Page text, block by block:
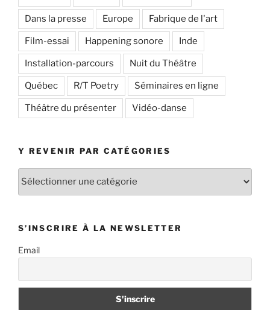
Dans la presse Europe Fabrique de l'art
Film-essai Happening sonore Inde
Installation-parcours Nuit du Théâtre
Québec R/T Poetry Séminaires en ligne
Théâtre du présenter Vidéo-danse
Y REVENIR PAR CATÉGORIES
Y
S’INSCRIRE À LA NEWSLETTER
Email